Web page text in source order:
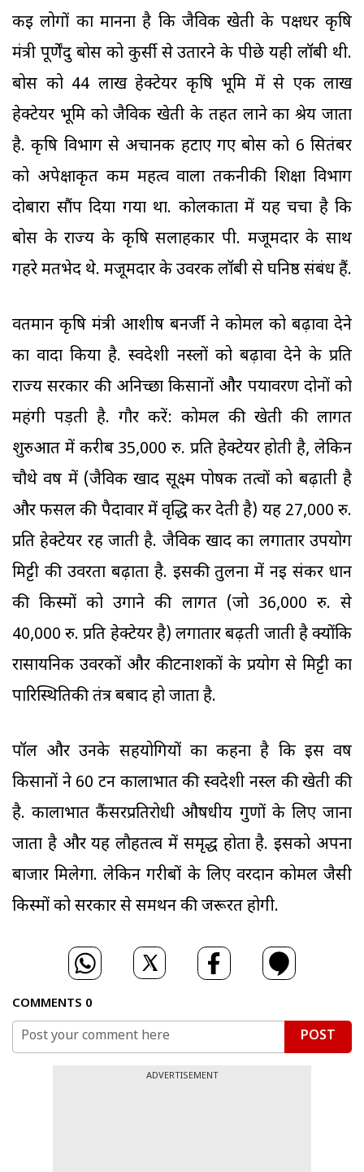
कई लोगों का मानना है कि जैविक खेती के पक्षधर कृषि
मंत्री पूर्णेंदु बोस को कुर्सी से उतारने के पीछे यही लॉबी थी.
बोस को 44 लाख हेक्टेयर कृषि भूमि में से एक लाख
हेक्टेयर भूमि को जैविक खेती के तहत लाने का श्रेय जाता
है. कृषि विभाग से अचानक हटाए गए बोस को 6 सितंबर
को अपेक्षाकृत कम महत्व वाला तकनीकी शिक्षा विभाग
दोबारा सौंप दिया गया था. कोलकाता में यह चर्चा है कि
बोस के राज्य के कृषि सलाहकार पी. मजूमदार के साथ
गहरे मतभेद थे. मजूमदार के उर्वरक लॉबी से घनिष्ठ संबंध हैं.
वर्तमान कृषि मंत्री आशीष बनर्जी ने कोमल को बढ़ावा देने
का वादा किया है. स्वदेशी नस्लों को बढ़ावा देने के प्रति
राज्य सरकार की अनिच्छा किसानों और पर्यावरण दोनों को
महंगी पड़ती है. गौर करें: कोमल की खेती की लागत
शुरुआत में करीब 35,000 रु. प्रति हेक्टेयर होती है, लेकिन
चौथे वर्ष में (जैविक खाद सूक्ष्म पोषक तत्वों को बढ़ाती है
और फसल की पैदावार में वृद्धि कर देती है) यह 27,000 रु.
प्रति हेक्टेयर रह जाती है. जैविक खाद का लगातार उपयोग
मिट्टी की उर्वरता बढ़ाता है. इसकी तुलना में नई संकर धान
की किस्मों को उगाने की लागत (जो 36,000 रु. से
40,000 रु. प्रति हेक्टेयर है) लगातार बढ़ती जाती है क्योंकि
रासायनिक उर्वरकों और कीटनाशकों के प्रयोग से मिट्टी का
पारिस्थितिकी तंत्र बर्बाद हो जाता है.
पॉल और उनके सहयोगियों का कहना है कि इस वर्ष
किसानों ने 60 टन कालाभात की स्वदेशी नस्ल की खेती की
है. कालाभात कैंसरप्रतिरोधी औषधीय गुणों के लिए जाना
जाता है और यह लौहतत्व में समृद्ध होता है. इसको अपना
बाजार मिलेगा. लेकिन गरीबों के लिए वरदान कोमल जैसी
किस्मों को सरकार से समर्थन की जरूरत होगी.
COMMENTS 0
POST
ADVERTISEMENT